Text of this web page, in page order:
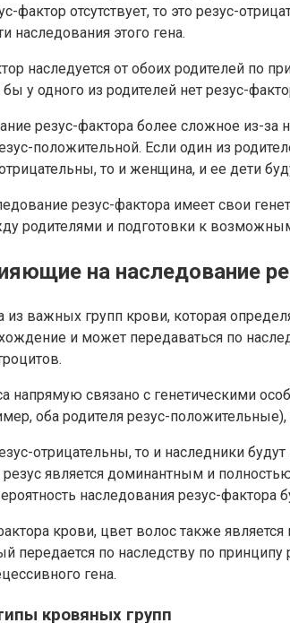
фактор отсутствует, то это резус-
наследования этого гена.
наследуется от обоих родителей по
у одного из родителей нет резус-
резус-фактора более сложное из-за
положительной. Если один из
то и женщина, и ее дети
резус-фактора имеет свои
родителями и подготовки к
на наследование
из важных групп крови, которая
и может передаваться по
напрямую связано с генетическими
оба родителя резус-
отрицательны, то и наследники
является доминантным и
наследования резус-фактора
крови, цвет волос также
передается по наследству по
гена.
кровяных групп